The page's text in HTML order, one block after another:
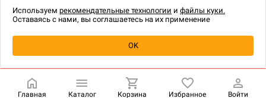
Уведомить о наличии
технологии.
Главная Каталог Корзина Избранное Войти
Используем рекомендательные технологии и файлы куки.
Оставаясь с нами, вы соглашаетесь на их применение
OK